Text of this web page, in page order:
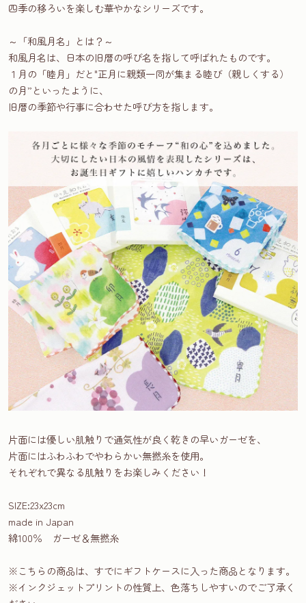
四季の移ろいを楽しむ華やかなシリーズです。
～「和風月名」とは？～
和風月名は、日本の旧暦の呼び名を指して呼ばれたものです。
１月の「睦月」だと"正月に親類一同が集まる睦び（親しくする）
の月”といったように、
旧暦の季節や行事に合わせた呼び方を指します。
片面には優しい肌触りで通気性が良く乾きの早いガーゼを、
片面にはふわふわでやわらかい無撚糸を使用。
それぞれで異なる肌触りをお楽しみください！
SIZE:23x23cm
made in Japan
綿100％ ガーゼ＆無撚糸
※こちらの商品は、すでにギフトケースに入った商品となります。
※インクジェットプリントの性質上、色落ちしやすいのでご了承く